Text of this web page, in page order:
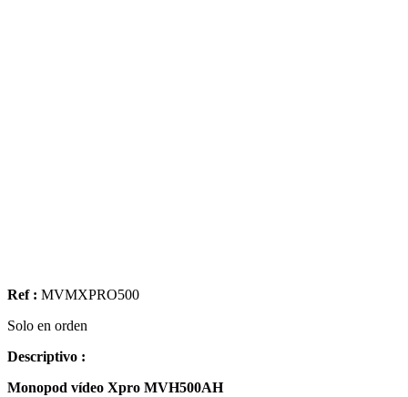
Ref : MVMXPRO500
Solo en orden
Descriptivo :
Monopod vídeo Xpro MVH500AH